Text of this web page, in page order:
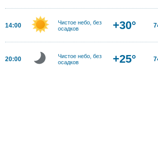
14:00
Чистое небо, без
осадков
+30°
20:00
Чистое небо, без
осадков
+25°